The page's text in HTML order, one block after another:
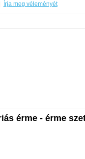
Írja meg véleményét
érme - érme